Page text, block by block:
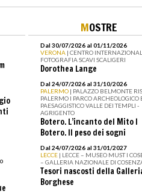
MOSTRE
Dal 30/07/2026 al 01/11/2026
VERONA | CENTRO
FOTOGRAFIA SCAVI SCALIGERI
Dorothea Lange
Dal 24/07/2026 al 31/10/2026
PALERMO | PALAZZO BELMONTE
PALERMO I PARCO ARCHEOLOGICO
PAESAGGISTICO VALLE DEI TEMPLI -
AGRIGENTO
Botero. L’incanto del Mito I
Botero. Il peso dei sogni
Dal 24/07/2026 al 31/01/2027
LECCE | LECCE – MUSEO MUST I
– GALLERIA NAZIONALE DI
Tesori nascosti della
Borghese